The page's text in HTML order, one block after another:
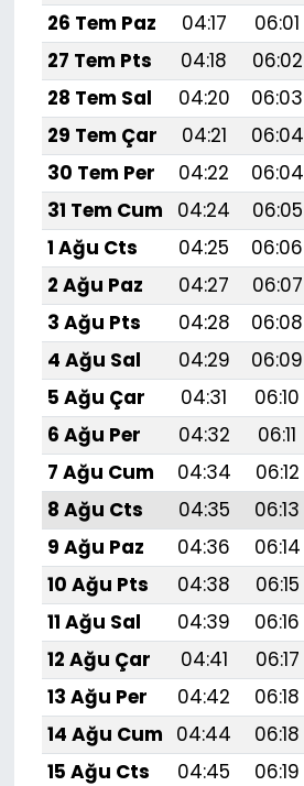
26 Tem Paz
04:17 06:01
27 Tem Pts
04:18 06:02
28 Tem Sal
04:20 06:03
29 Tem Çar
04:21 06:04
30 Tem Per
04:22 06:04
31 Tem Cum
04:24 06:05
1 Ağu Cts
04:25 06:06
2 Ağu Paz
04:27 06:07
3 Ağu Pts
04:28 06:08
4 Ağu Sal
04:29 06:09
5 Ağu Çar
04:31 06:10
6 Ağu Per
04:32 06:11
7 Ağu Cum
04:34 06:12
8 Ağu Cts
04:35 06:13
9 Ağu Paz
04:36 06:14
10 Ağu Pts
04:38 06:15
11 Ağu Sal
04:39 06:16
12 Ağu Çar
04:41 06:17
13 Ağu Per
04:42 06:18
14 Ağu Cum 04:44 06:18
15 Ağu Cts
04:45 06:19